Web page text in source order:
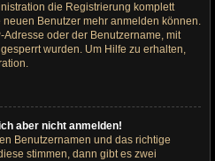
die Registrierung komplett
Benutzer mehr anmelden können.
oder der Benutzername, mit
wurden. Um Hilfe zu erhalten,
aber nicht anmelden!
Benutzernamen und das richtige
stimmen, dann gibt es zwei